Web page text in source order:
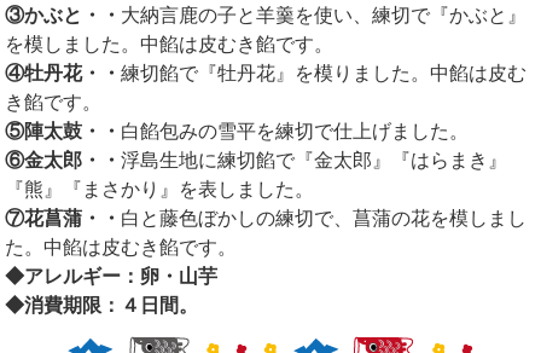
③かぶと・・ 大納言鹿の子と羊羹を使い、練切で『かぶと』
を模しました。中餡は皮むき餡です。
④牡丹花・・練切餡で『牡丹花』を模りました。中餡は皮む
き餡です。
⑤陣太鼓・・ 白餡包みの雪平を練切で仕上げました。
⑥金太郎・・浮島生地に練切餡で『金太郎』『はらまき』
『熊』『まさかり』を表しました。
⑦花菖蒲・・ 白と藤色ぼかしの練切で、菖蒲の花を模しまし
た。中餡は皮むき餡です。
◆アレルギー：卵・山芋
◆消費期限：４日間。